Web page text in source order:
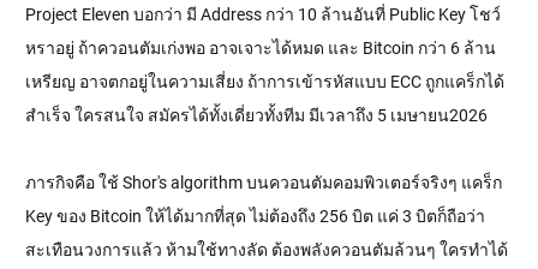
Project Eleven บอกว่า มี Address กว่า 10 ล้านอันที่ Public Key โชว์
หราอยู่ ถ้าควอนตัมเก่งพอ อาจเจาะได้หมด และ Bitcoin กว่า 6 ล้าน
เหรียญ อาจตกอยู่ในความเสี่ยง ถ้าการเข้ารหัสแบบ ECC ถูกแคร็กได้
สำเร็จ ใครสนใจ สมัครได้ทั้งเดี่ยวทั้งทีม มีเวลาถึง 5 เมษายน2026
ภารกิจคือ ใช้ Shor's algorithm บนควอนตัมคอมพิวเตอร์จริงๆ แคร็ก
Key ของ Bitcoin ให้ได้มากที่สุด ไม่ต้องถึง 256 บิต แค่ 3 บิตก็ถือว่า
สะเทือนวงการแล้ว ห้ามใช้ทางลัด ต้องพลังควอนตัมล้วนๆ ใครทำได้